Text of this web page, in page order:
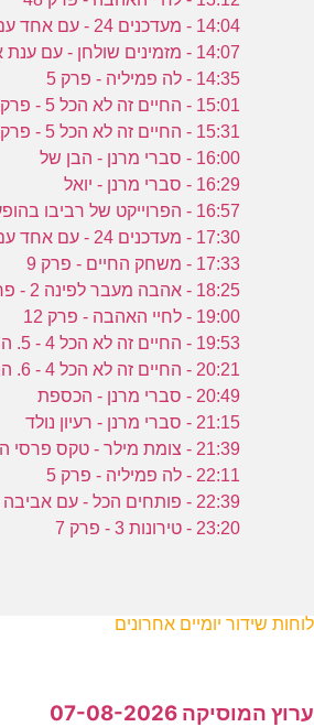
14:04 - מעדכנים 24 - עם אחד עם שיר אחד
14:07 - מזמינים שולחן - עם ענת אלישע
14:35 - לה פמיליה - פרק 5
15:01 - החיים זה לא הכל 5 - פרק 10
15:31 - החיים זה לא הכל 5 - פרק 11
16:00 - סברי מרנן - הבן של
16:29 - סברי מרנן - יואל
16:57 - הפרוייקט של רביבו בהופעה
17:30 - מעדכנים 24 - עם אחד עם שיר אחד
17:33 - משחק החיים - פרק 9
18:25 - אהבה מעבר לפינה 2 - פרק 35
19:00 - לחיי האהבה - פרק 12
19:53 - החיים זה לא הכל 4 - 5. החוב
20:21 - החיים זה לא הכל 4 - 6. המכבסה
20:49 - סברי מרנן - הכספת
21:15 - סברי מרנן - רעיון נולד
21:39 - צומת מילר - טקס פרסי האקדמיה
22:11 - לה פמיליה - פרק 5
22:39 - פותחים הכל - עם אביבה אבידן
23:20 - טירונות 3 - פרק 7
לוחות שידור יומיים אחרונים
ערוץ המוסיקה 07-08-2026